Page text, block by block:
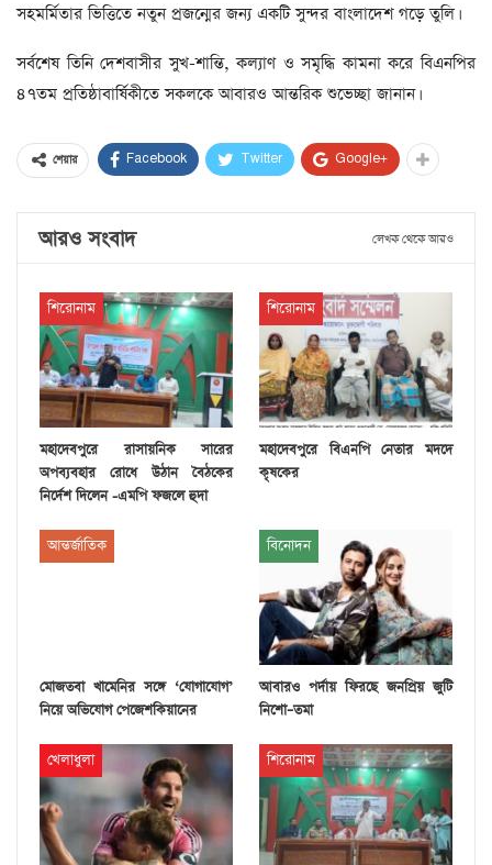
সহমর্মিতার ভিত্তিতে নতুন প্রজন্মের জন্য একটি সুন্দর বাংলাদেশ গড়ে তুলি।
সর্বশেষ তিনি দেশবাসীর সুখ-শান্তি, কল্যাণ ও সমৃদ্ধি কামনা করে বিএনপির
৪৭তম প্রতিষ্ঠাবার্ষিকীতে সকলকে আবারও আন্তরিক শুভেচ্ছা জানান।
শেয়ার Facebook Twitter Google+
আরও সংবাদ লেখক থেকে আরও
শিরোনাম
মহাদেবপুরে রাসায়নিক সারের
অপব্যবহার রোধে উঠান বৈঠকের
নির্দেশ দিলেন -এমপি ফজলে হুদা
শিরোনাম
মহাদেবপুরে বিএনপি নেতার মদদে
কৃষকের
আন্তর্জাতিক
মোজতবা খামেনির সঙ্গে ‘যোগাযোগ’
নিয়ে অভিযোগ পেজেশকিয়ানের
বিনোদন
আবারও পর্দায় ফিরছে জনপ্রিয় জুটি
নিশো–তমা
খেলাধুলা শিরোনাম